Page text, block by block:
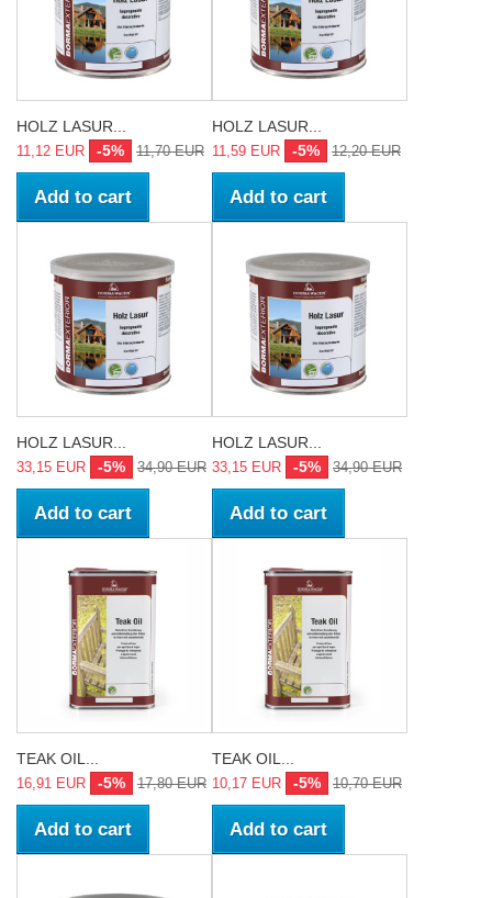
HOLZ LASUR...
11,12 EUR -5% 11,70 EUR
Add to cart
HOLZ LASUR...
11,59 EUR -5% 12,20 EUR
Add to cart
HOLZ LASUR...
33,15 EUR -5% 34,90 EUR
Add to cart
HOLZ LASUR...
33,15 EUR -5% 34,90 EUR
Add to cart
TEAK OIL...
16,91 EUR -5% 17,80 EUR
Add to cart
TEAK OIL...
10,17 EUR -5% 10,70 EUR
Add to cart